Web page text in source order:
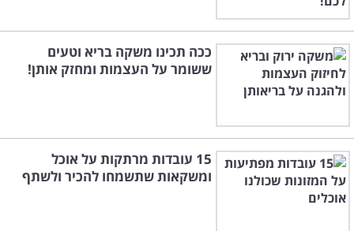
ככה תכינו משקה בריא וטעים
ששומר על העצמות ומחזק אותן!
15 עובדות מרתקות על אוכל
ומשקאות שתשמחו להכיר ולשתף